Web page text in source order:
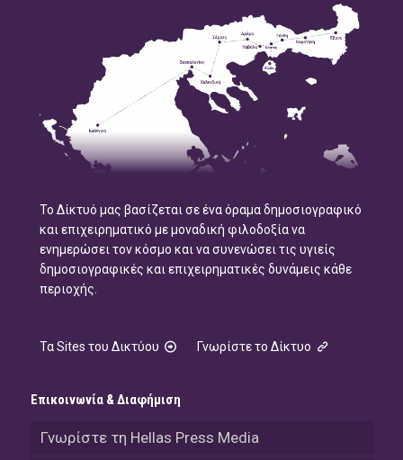
Το Δίκτυό μας βασίζεται σε ένα όραμα δημοσιογραφικό
και επιχειρηματικό με μοναδική φιλοδοξία να
ενημερώσει τον κόσμο και να συνενώσει τις υγιείς
δημοσιογραφικές και επιχειρηματικές δυνάμεις κάθε
περιοχής.
Τα Sites του Δικτύου Γνωρίστε το Δίκτυο
Επικοινωνία & Διαφήμιση
Γνωρίστε τη Hellas Press Media